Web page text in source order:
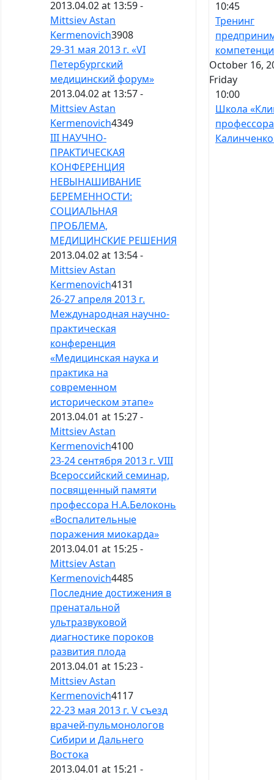
2013.04.02 at 13:59 -
Mittsiev Astan
Kermenovich3908
29-31 мая 2013 г. «VI
Петербургский
медицинский форум»
2013.04.02 at 13:57 -
Mittsiev Astan
Kermenovich4349
III НАУЧНО-
ПРАКТИЧЕСКАЯ
КОНФЕРЕНЦИЯ
НЕВЫНАШИВАНИЕ
БЕРЕМЕННОСТИ:
СОЦИАЛЬНАЯ
ПРОБЛЕМА,
МЕДИЦИНСКИЕ РЕШЕНИЯ
2013.04.02 at 13:54 -
Mittsiev Astan
Kermenovich4131
26-27 апреля 2013 г.
Международная научно-
практическая
конференция
«Медицинская наука и
практика на
современном
историческом этапе»
2013.04.01 at 15:27 -
Mittsiev Astan
Kermenovich4100
23-24 сентября 2013 г. VIII
Всероссийский семинар,
посвященный памяти
профессора Н.А.Белоконь
«Воспалительные
поражения миокарда»
2013.04.01 at 15:25 -
Mittsiev Astan
Kermenovich4485
Последние достижения в
пренатальной
ультразвуковой
диагностике пороков
развития плода
2013.04.01 at 15:23 -
Mittsiev Astan
Kermenovich4117
22-23 мая 2013 г. V съезд
врачей-пульмонологов
Сибири и Дальнего
Востока
2013.04.01 at 15:21 -
10:45
Тренинг
October 16,
Friday
10:00
Школа
профессора